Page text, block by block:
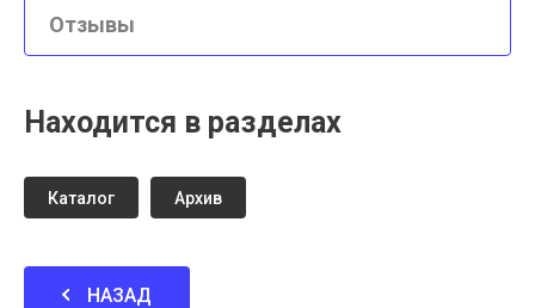
Отзывы
Находится в разделах
Каталог Архив
НАЗАД